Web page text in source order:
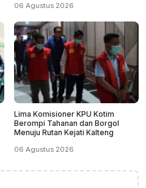
06 Agustus 2026
Lima Komisioner KPU Kotim
Berompi Tahanan dan Borgol
Menuju Rutan Kejati Kalteng
06 Agustus 2026